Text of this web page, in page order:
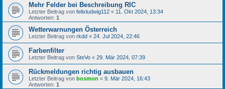
Mehr Felder bei Beschreibung RIC
Letzter Beitrag von felixludwig112 « 11. Okt 2024, 13:34
Antworten: 1
Wetterwarnungen Österreich
Letzter Beitrag von rkdd « 24. Jul 2024, 22:46
Farbenfilter
Letzter Beitrag von SteVo « 29. Mär 2024, 07:39
Rückmeldungen richtig ausbauen
Letzter Beitrag von bosmon « 9. Mär 2024, 16:43
Antworten: 1